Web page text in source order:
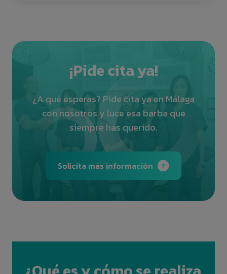
¡Pide cita ya!
¿A qué esperas? Pide cita ya en Málaga
con nosotros y luce esa barba que
siempre has querido.
Solicita más información